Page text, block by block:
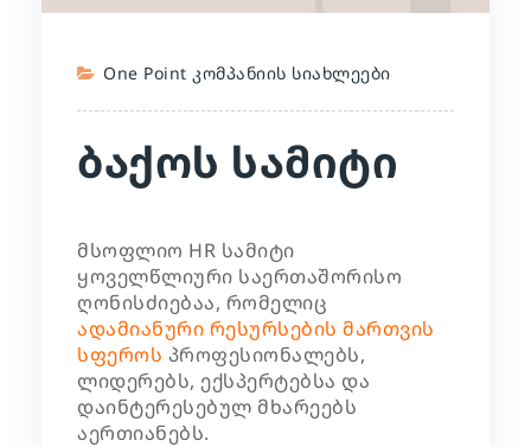
One Point Კომპანიის Სიახლეები
ბაქოს სამიტი
მსოფლიო HR სამიტი
ყოველწლიური საერთაშორისო
ღონისძიებაა, რომელიც
ადამიანური რესურსების მართვის
სფეროს პროფესიონალებს,
ლიდერებს, ექსპერტებსა და
დაინტერესებულ მხარეებს
აერთიანებს.